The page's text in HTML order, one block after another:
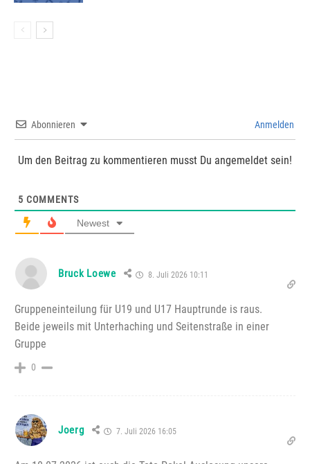
Abonnieren Anmelden
Um den Beitrag zu kommentieren musst Du angemeldet sein!
5 COMMENTS
Newest
Bruck Loewe 8. Juli 2026 10:11
Gruppeneinteilung für U19 und U17 Hauptrunde is raus.
Beide jeweils mit Unterhaching und Seitenstraße in einer
Gruppe
0
Joerg 7. Juli 2026 16:05